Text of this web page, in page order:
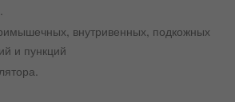
внутривенных, подкожных
и пункций